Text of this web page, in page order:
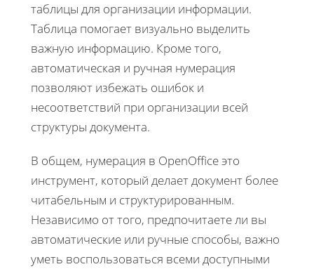
таблицы для организации информации.
Таблица помогает визуально выделить
важную информацию. Кроме того,
автоматическая и ручная нумерация
позволяют избежать ошибок и
несоответствий при организации всей
структуры документа.
В общем, нумерация в OpenOffice это
инструмент, который делает документ более
читабельным и структурированным.
Независимо от того, предпочитаете ли вы
автоматические или ручные способы, важно
уметь воспользоваться всеми доступными